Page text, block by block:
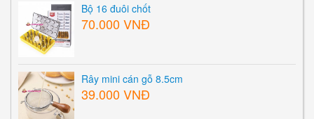
Bộ 16 đuôi chốt
70.000 VNĐ
Rây mini cán gỗ 8.5cm
39.000 VNĐ